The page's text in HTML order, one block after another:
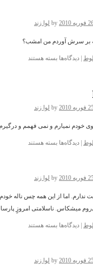
2010
by لوا زند
بر سرش آوردم من امشب؟
دیدگاه‌ها برای
بسته هستند
2010
by لوا زند
خودم نمیارم و نمی فهمم و
دیدگاه‌ها برای
بسته هستند
2010
by لوا زند
ندارم. اما از این همه چس ناله
میشکاس. ناسلامتی امروزٍ
دیدگاه‌ها برای
بسته هستند
2010
by لوا زند